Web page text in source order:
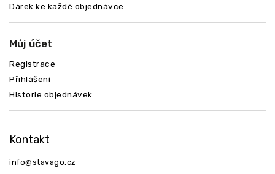
Dárek ke každé objednávce
Můj účet
Registrace
Přihlášení
Historie objednávek
Kontakt
info@stavago.cz